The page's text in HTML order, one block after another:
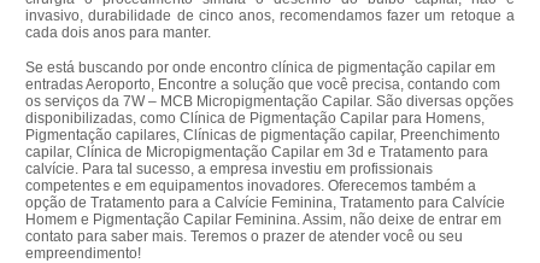
invasivo, durabilidade de cinco anos, recomendamos fazer um retoque a
cada dois anos para manter.
Se está buscando por onde encontro clínica de pigmentação capilar em
entradas Aeroporto, Encontre a solução que você precisa, contando com
os serviços da 7W – MCB Micropigmentação Capilar. São diversas opções
disponibilizadas, como Clínica de Pigmentação Capilar para Homens,
Pigmentação capilares, Clínicas de pigmentação capilar, Preenchimento
capilar, Clínica de Micropigmentação Capilar em 3d e Tratamento para
calvície. Para tal sucesso, a empresa investiu em profissionais
competentes e em equipamentos inovadores. Oferecemos também a
opção de Tratamento para a Calvície Feminina, Tratamento para Calvície
Homem e Pigmentação Capilar Feminina. Assim, não deixe de entrar em
contato para saber mais. Teremos o prazer de atender você ou seu
empreendimento!